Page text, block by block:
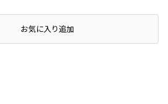
お気に入り追加